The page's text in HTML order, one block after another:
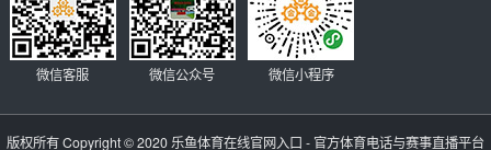
微信客服 微信公众号 微信小程序
版权所有 Copyright © 2020 乐鱼体育在线官网入口 - 官方体育电话与赛事直播平台